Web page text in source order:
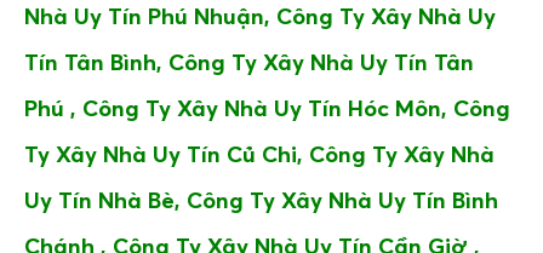
Nhà Uy Tín Phú Nhuận, Công Ty Xây Nhà Uy
Tín Tân Bình, Công Ty Xây Nhà Uy Tín Tân
Phú , Công Ty Xây Nhà Uy Tín Hóc Môn, Công
Ty Xây Nhà Uy Tín Củ Chi, Công Ty Xây Nhà
Uy Tín Nhà Bè, Công Ty Xây Nhà Uy Tín Bình
Chánh , Công Ty Xây Nhà Uy Tín Cần Giờ ,